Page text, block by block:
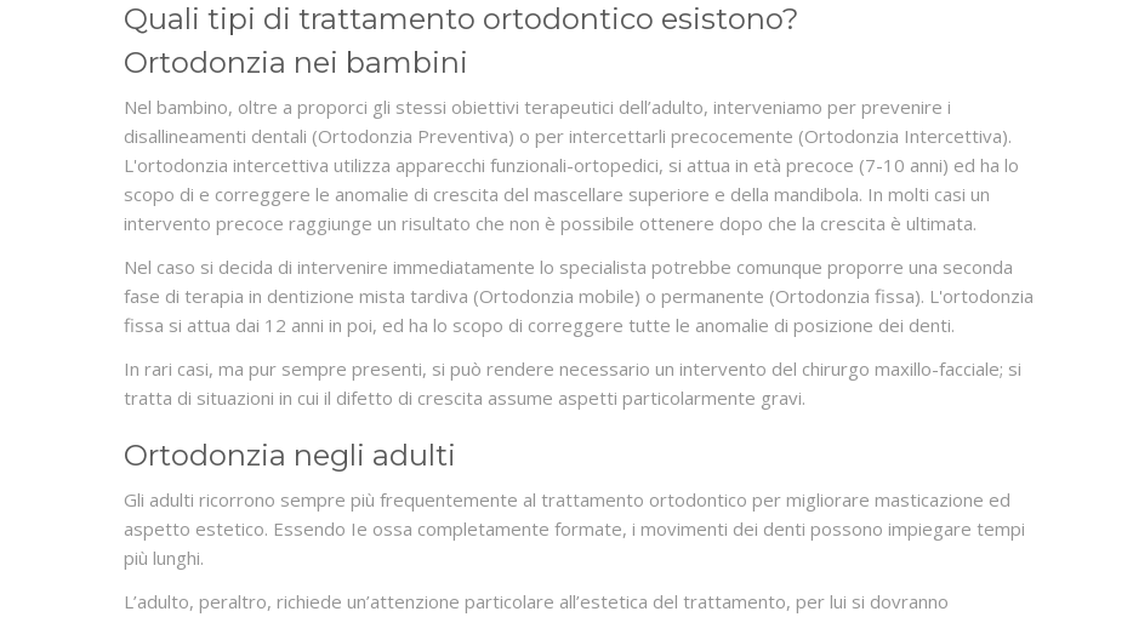
Quali tipi di trattamento ortodontico esistono?
Ortodonzia nei bambini
Nel bambino, oltre a proporci gli stessi obiettivi terapeutici dell’adulto, interveniamo per prevenire i
disallineamenti dentali (Ortodonzia Preventiva) o per intercettarli precocemente (Ortodonzia Intercettiva).
L'ortodonzia intercettiva utilizza apparecchi funzionali-ortopedici, si attua in età precoce (7-10 anni) ed ha lo
scopo di e correggere le anomalie di crescita del mascellare superiore e della mandibola. In molti casi un
intervento precoce raggiunge un risultato che non è possibile ottenere dopo che la crescita è ultimata.
Nel caso si decida di intervenire immediatamente lo specialista potrebbe comunque proporre una seconda
fase di terapia in dentizione mista tardiva (Ortodonzia mobile) o permanente (Ortodonzia fissa). L'ortodonzia
fissa si attua dai 12 anni in poi, ed ha lo scopo di correggere tutte le anomalie di posizione dei denti.
In rari casi, ma pur sempre presenti, si può rendere necessario un intervento del chirurgo maxillo-facciale; si
tratta di situazioni in cui il difetto di crescita assume aspetti particolarmente gravi.
Ortodonzia negli adulti
Gli adulti ricorrono sempre più frequentemente al trattamento ortodontico per migliorare masticazione ed
aspetto estetico. Essendo Ie ossa completamente formate, i movimenti dei denti possono impiegare tempi
più lunghi.
L’adulto, peraltro, richiede un’attenzione particolare all’estetica del trattamento, per lui si dovranno